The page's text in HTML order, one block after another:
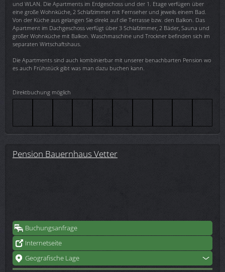
und WLAN. Die Apartments im Erdgeschoss und der 1. Etage verfügen über
eine große Wohnküche, 2 Schlafzimmer mit Fernseher und jeweils einem Bad.
Von der Küche aus gelangen Sie direkt auf die Terrasse bzw. den Balkon. Das
Apartment im Dachgeschoss verfügt über 3 Schlafzimmer, 2 Bäder, Sauna und
großer Wohnküche mit Balkon. Waschmaschine und Trockner befinden sich im
separaten Wirtschaftshaus.
Die Apartments sind auch kombinierbar mit unserer benachbarten Pension wo
es auch Frühstück gibt was man dazu buchen kann.
Direktbuchung möglich
Pension Bauernhaus Vetter
Buchungsanfrage
Internetseite
Geografische Lage